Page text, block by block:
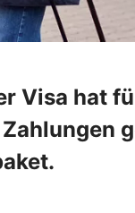
Visa hat